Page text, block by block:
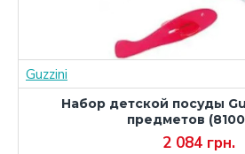
Guzzini
Набор детской посуды
предметов
2 084 грн.